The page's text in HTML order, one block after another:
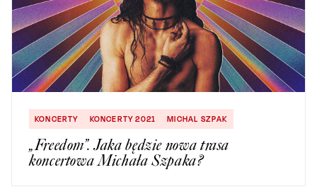
KONCERTY KONCERTY 2021 MICHAL SZPAK
„Freedom”. Jaka będzie nowa trasa
koncertowa Michała Szpaka?